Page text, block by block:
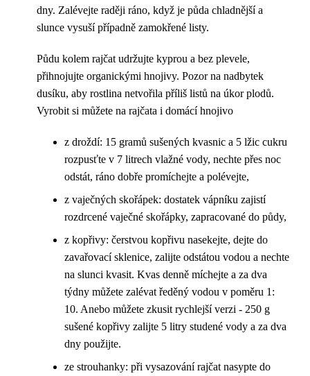
dny. Zalévejte raději ráno, když je půda chladnější a
slunce vysuší případně zamokřené listy.
Půdu kolem rajčat udržujte kyprou a bez plevele,
přihnojujte organickými hnojivy. Pozor na nadbytek
dusíku, aby rostlina netvořila příliš listů na úkor plodů.
Vyrobit si můžete na rajčata i domácí hnojivo
z droždí: 15 gramů sušených kvasnic a 5 lžic cukru
rozpusťte v 7 litrech vlažné vody, nechte přes noc
odstát, ráno dobře promíchejte a polévejte,
z vaječných skořápek: dostatek vápníku zajistí
rozdrcené vaječné skořápky, zapracované do půdy,
z kopřivy: čerstvou kopřivu nasekejte, dejte do
zavařovací sklenice, zalijte odstátou vodou a nechte
na slunci kvasit. Kvas denně míchejte a za dva
týdny můžete zalévat ředěný vodou v poměru 1:
10. Anebo můžete zkusit rychlejší verzi - 250 g
sušené kopřivy zalijte 5 litry studené vody a za dva
dny použijte.
ze strouhanky: při vysazování rajčat nasypte do